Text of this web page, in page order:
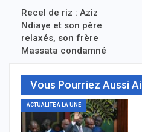
Recel de riz : Aziz
Ndiaye et son père
relaxés, son frère
Massata condamné
Vous Pourriez Aussi
ACTUALITÉ À LA UNE